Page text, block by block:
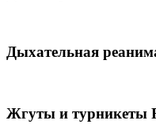
Дыхательная
Жгуты и турникеты